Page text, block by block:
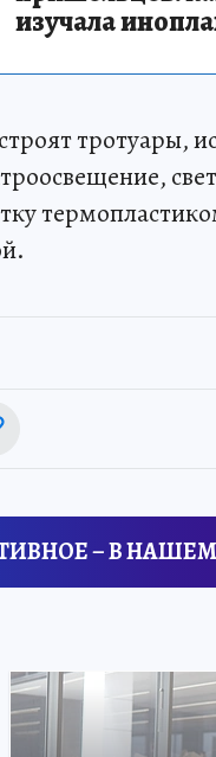
изучала
тротуары,
– В НАШЕМ